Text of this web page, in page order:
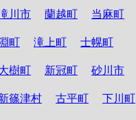
川市 蘭越町 当麻町
町 滝上町 士幌町
樹町 新冠町 砂川市
篠津村 古平町 下川町